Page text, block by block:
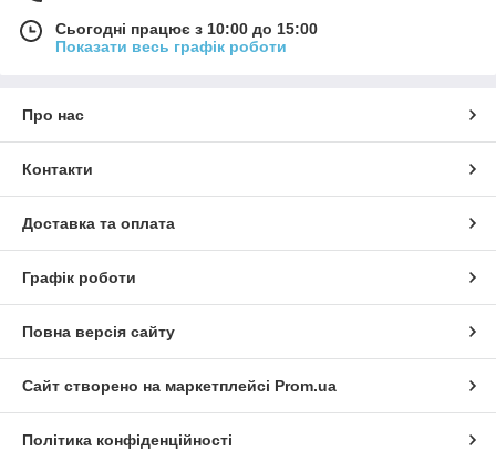
Сьогодні працює з 10:00 до 15:00
Показати весь графік роботи
Про нас
Контакти
Доставка та оплата
Графік роботи
Повна версія сайту
Сайт створено на маркетплейсі Prom.ua
Політика конфіденційності